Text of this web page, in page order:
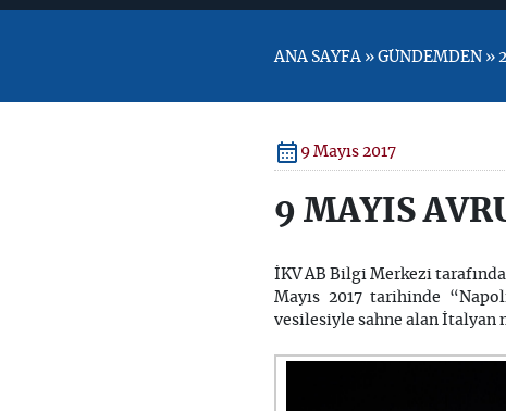
ANA SAYFA » GÜNDEMDEN »
9 Mayıs 2017
9 MAYIS
İKV AB Bilgi Merkezi
Mayıs 2017 tarihinde
vesilesiyle sahne alan İtalyan